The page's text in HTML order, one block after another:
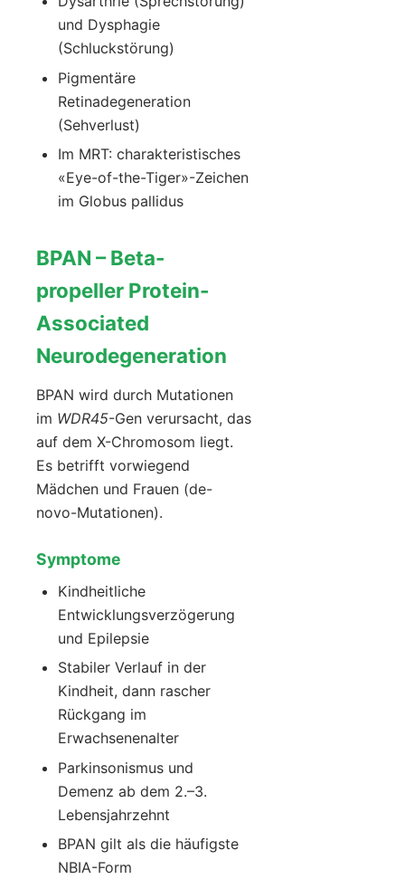
und Dysphagie
(Schluckstörung)
Pigmentäre
Retinadegeneration
(Sehverlust)
Im MRT: charakteristisches
«Eye-of-the-Tiger»-Zeichen
im Globus pallidus
BPAN – Beta-
propeller Protein-
Associated
Neurodegeneration
BPAN wird durch Mutationen
im WDR45-Gen verursacht, das
auf dem X-Chromosom liegt.
Es betrifft vorwiegend
Mädchen und Frauen (de-
novo-Mutationen).
Symptome
Kindheitliche
Entwicklungsverzögerung
und Epilepsie
Stabiler Verlauf in der
Kindheit, dann rascher
Rückgang im
Erwachsenenalter
Parkinsonismus und
Demenz ab dem 2.–3.
Lebensjahrzehnt
BPAN gilt als die häufigste
NBIA-Form